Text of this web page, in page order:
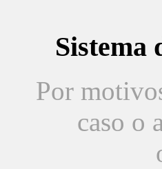
Sistema
Por
caso o